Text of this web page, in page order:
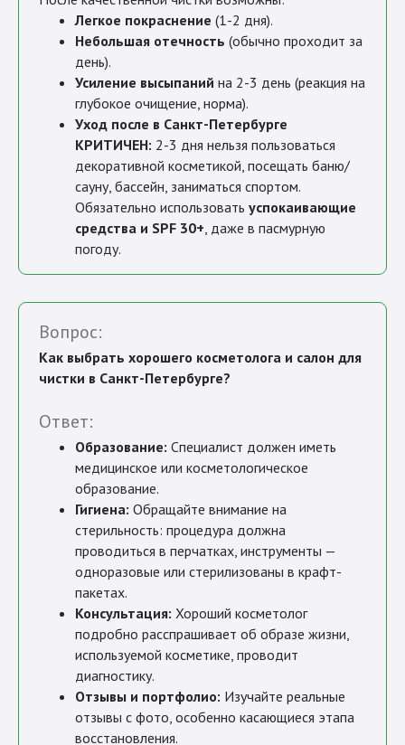
Легкое покраснение (1-2 дня).
Небольшая отечность (обычно проходит за
день).
Усиление высыпаний на 2-3 день (реакция на
глубокое очищение, норма).
Уход после в Санкт-Петербурге
КРИТИЧЕН: 2-3 дня нельзя пользоваться
декоративной косметикой, посещать баню/
сауну, бассейн, заниматься спортом.
Обязательно использовать успокаивающие
средства и SPF 30+ , даже в пасмурную
погоду.
Вопрос:
Как выбрать хорошего косметолога и салон для
чистки в Санкт-Петербурге?
Ответ:
Образование: Специалист должен иметь
медицинское или косметологическое
образование.
Гигиена: Обращайте внимание на
стерильность: процедура должна
проводиться в перчатках, инструменты —
одноразовые или стерилизованы в крафт-
пакетах.
Консультация: Хороший косметолог
подробно расспрашивает об образе жизни,
используемой косметике, проводит
диагностику.
Отзывы и портфолио: Изучайте реальные
отзывы с фото, особенно касающиеся этапа
восстановления.